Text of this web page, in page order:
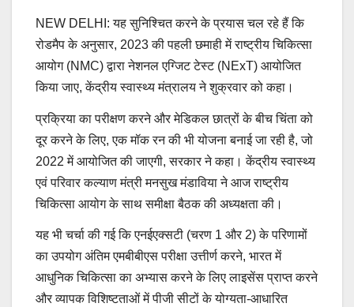
NEW DELHI: यह सुनिश्चित करने के प्रयास चल रहे हैं कि
रोडमैप के अनुसार, 2023 की पहली छमाही में राष्ट्रीय चिकित्सा
आयोग (NMC) द्वारा नेशनल एग्जिट टेस्ट (NExT) आयोजित
किया जाए, केंद्रीय स्वास्थ्य मंत्रालय ने शुक्रवार को कहा।
प्रक्रिया का परीक्षण करने और मेडिकल छात्रों के बीच चिंता को
दूर करने के लिए, एक मॉक रन की भी योजना बनाई जा रही है, जो
2022 में आयोजित की जाएगी, सरकार ने कहा। केंद्रीय स्वास्थ्य
एवं परिवार कल्याण मंत्री मनसुख मंडाविया ने आज राष्ट्रीय
चिकित्सा आयोग के साथ समीक्षा बैठक की अध्यक्षता की।
यह भी चर्चा की गई कि एनईएक्सटी (चरण 1 और 2) के परिणामों
का उपयोग अंतिम एमबीबीएस परीक्षा उत्तीर्ण करने, भारत में
आधुनिक चिकित्सा का अभ्यास करने के लिए लाइसेंस प्राप्त करने
और व्यापक विशिष्टताओं में पीजी सीटों के योग्यता-आधारित